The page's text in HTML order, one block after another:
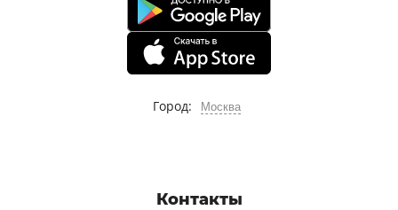
Город: Москва
Контакты